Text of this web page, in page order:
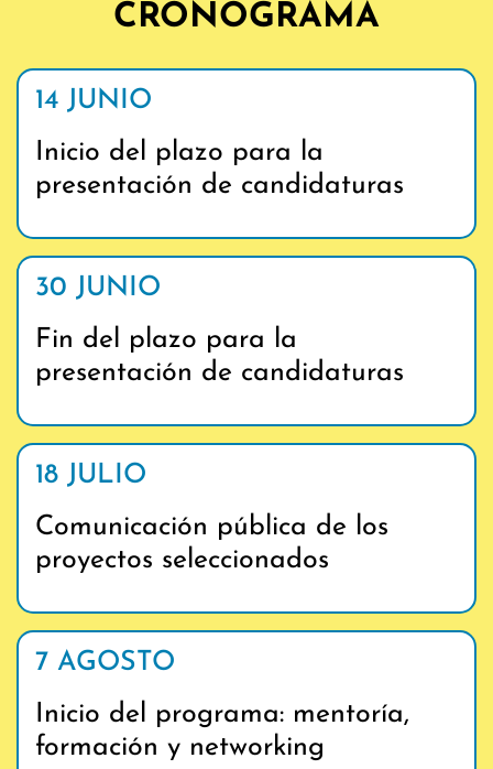
CRONOGRAMA
14 JUNIO
Inicio del plazo para la
presentación de candidaturas
30 JUNIO
Fin del plazo para la
presentación de candidaturas
18 JULIO
Comunicación pública de los
proyectos seleccionados
7 AGOSTO
Inicio del programa: mentoría,
formación y networking